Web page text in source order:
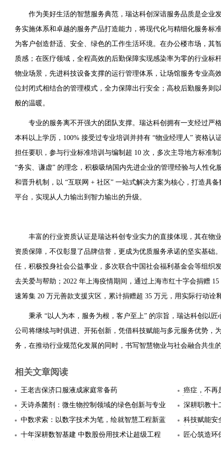
作为美好生活的智慧服务典范，瑞达科创深谙服务品质是企业
务实施体系和卓越的服务产品打造能力，将现代化与精细化服务标
为客户创造舒适、安全、绿色的工作生活环境。在办公楼市场，其
质感；在医疗领域，全程高效的后勤保障实现感染率为零的行业标
物业场景，先进科技设备支撑的运行管理体系，让场馆服务专业高
位封闭式相结合的管理模式，全力保障出行安全；高校后勤服务则
般的温暖。
专业的服务离不开强大的团队支撑。瑞达科创拥有一支经过严
本科以上学历，100% 接受过专业培训并持有 “物业经理人” 资格认
担任要职，参与行业标准培训与编制超 10 次，多次主导地方标准
“务实、谦虚” 的理念，积极吸纳国内先进企业的管理经验与人性化
和晋升机制，以 “互联网 + 社区” 一站式解决方案为核心，打造具
平台，实现从人力输出到智力输出的升级。
丰富的行业资质认证是瑞达科创专业实力的直接体现，其在物
资质保障，不仅彰显了品牌信誉，更成为优质服务承诺的坚实基础
任，积极投身社会公益事业，多次联合中国社会福利基金会等组织
去关爱与帮助；2022 年上海疫情期间，通过上海市红十字会捐赠
速筹集 20 万元善款支援灾区，累计捐赠超 35 万元，用实际行动诠
秉承 “以人为本，服务为根，客户至上” 的宗旨，瑞达科创以
公司将继续与时俱进、开拓创新，凭借科技赋能与多元服务优势，
务，在推动行业规范化发展的同时，书写智慧物业与社会融合共生
相关文章阅读
王老吉保济口服液成家庭常备药
癌症，不
天诗杀菌剂：微生物控制领域的绿色创新与专业
深耕职教十
中数求索：以数字技术为笔，绘就智慧工程新蓝
科技赋能
十年深耕数智基建 中数股份用技术让超级工程
匠心筑造环